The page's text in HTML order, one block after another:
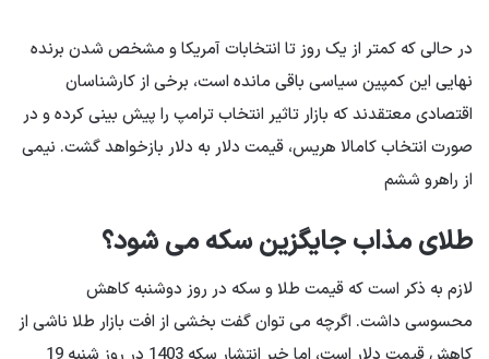
در حالی که کمتر از یک روز تا انتخابات آمریکا و مشخص شدن برنده
نهایی این کمپین سیاسی باقی مانده است، برخی از کارشناسان
اقتصادی معتقدند که بازار تاثیر انتخاب ترامپ را پیش بینی کرده و در
صورت انتخاب کامالا هریس، قیمت دلار به دلار بازخواهد گشت. نیمی
از راهرو ششم
طلای مذاب جایگزین سکه می شود؟
لازم به ذکر است که قیمت طلا و سکه در روز دوشنبه کاهش
محسوسی داشت. اگرچه می توان گفت بخشی از افت بازار طلا ناشی از